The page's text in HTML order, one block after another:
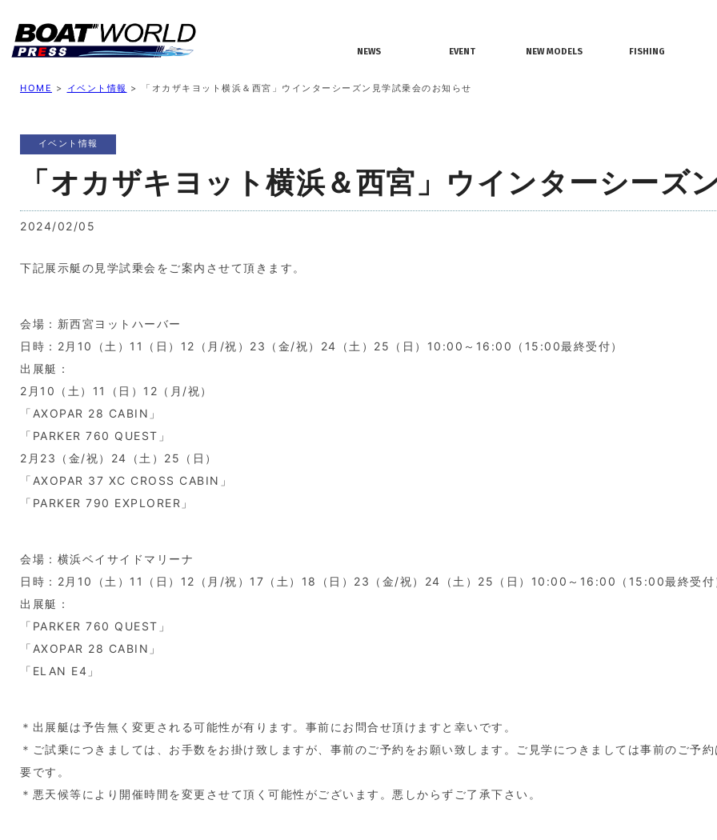
NEWS
業界ニュース
EVENT
イベント情報
NEW MODELS FISHING
HOME > イベント情報 > 「オカザキヨット横浜＆西宮」ウインターシーズン見学試乗会のお知らせ
イベント情報
「オカザキヨット横浜＆西宮」ウインターシーズ
2024/02/05
下記展示艇の見学試乗会をご案内させて頂きます。
会場：新西宮ヨットハーバー
日時：2月10（土）11（日）12（月/祝）23（金/祝）24（土）25（日）10:00～16:00（15:00最終受付）
出展艇：
2月10（土）11（日）12（月/祝）
「AXOPAR 28 CABIN」
「PARKER 760 QUEST」
2月23（金/祝）24（土）25（日）
「AXOPAR 37 XC CROSS CABIN」
「PARKER 790 EXPLORER」
会場：横浜ベイサイドマリーナ
日時：2月10（土）11（日）12（月/祝）17（土）18（日）23（金/祝）24（土）25（日）10:00～16:00（15:00最終受付
出展艇：
「PARKER 760 QUEST」
「AXOPAR 28 CABIN」
「ELAN E4」
＊出展艇は予告無く変更される可能性が有ります。事前にお問合せ頂けますと幸いです。
＊ご試乗につきましては、お手数をお掛け致しますが、事前のご予約をお願い致します。ご見学につきましては事前のご予約
要です。
＊悪天候等により開催時間を変更させて頂く可能性がございます。悪しからずご了承下さい。